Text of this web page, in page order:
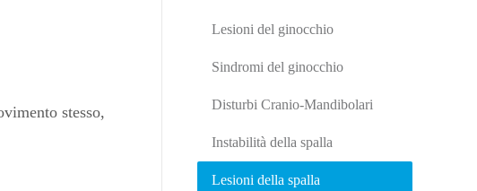
stes­so,
Lesioni del ginocchio
Sindromi del ginocchio
Disturbi Cranio-Mandibolari
Instabilità della spalla
Lesioni della spalla